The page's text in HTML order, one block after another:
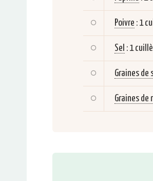
Poivre : 1
Sel : 1
Graines de
Graines de